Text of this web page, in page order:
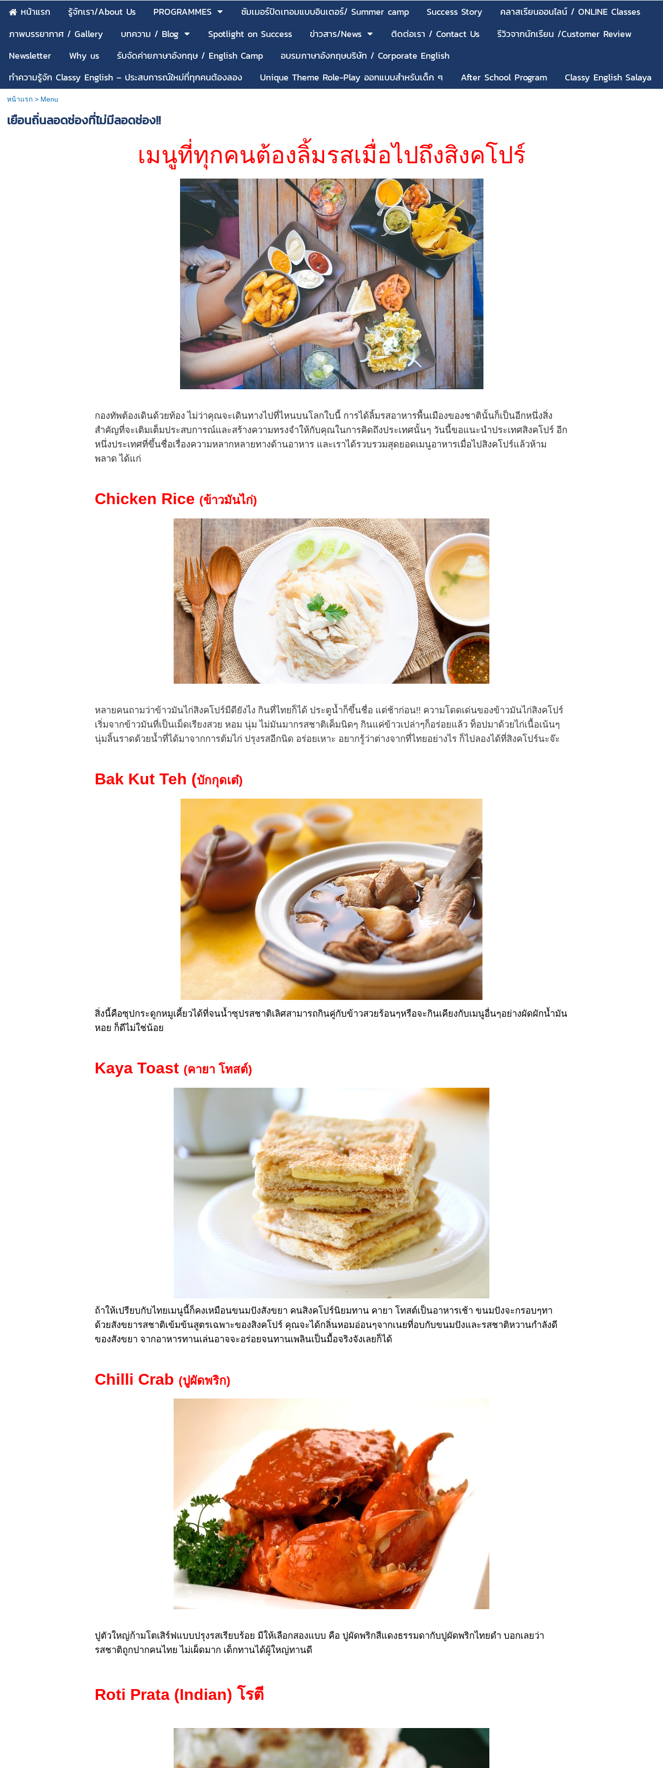
หน้าแรก รู้จักเรา/About Us PROGRAMMES ซัมเมอร์ปิดเทอมแบบอินเตอร์/ Summer camp Success Story
คลาสเรียนออนไลน์ / ONLINE Classes
ภาพบรรยากาศ / Gallery
บทความ / Blog Spotlight on Success ข่าวสาร/News ติดต่อเรา / Contact Us
รีวิวจากนักเรียน /Customer Review
Newsletter
Why us รับจัดค่ายภาษาอังกฤษ / English Camp
อบรมภาษาอังกฤษบริษัท / Corporate English
ทำความรู้จัก Classy English – ประสบการณ์ใหม่ที่ทุกคนต้องลอง
Unique Theme Role-Play ออกแบบสำหรับเด็ก ๆ After School Program Classy English Salaya
หน้าแรก> Menu
เยือนถิ่นลอดช่องที่ไม่มีลอดช่อง!!
เมนูที่ทุกคนต้องลิ้มรสเมื่อไปถึงสิงคโปร์
กองทัพต้องเดินด้วยท้อง ไม่ว่าคุณจะเดินทางไปที่ไหนบนโลกใบนี้ การได้ลิ้มรสอาหารพื้นเมืองของชาตินั้นก็เป็นอีกหนึ่งสิ่ง
สำคัญที่จะเติมเต็มประสบการณ์และสร้างความทรงจำให้กับคุณในการคิดถึงประเทศนั้นๆ วันนี้ขอแนะนำประเทศสิงคโปร์ อีก
หนึ่งประเทศที่ขึ้นชื่อเรื่องความหลากหลายทางด้านอาหาร และเราได้รวบรวมสุดยอดเมนูอาหารเมื่อไปสิงคโปร์แล้วห้าม
พลาด ได้แก่
Chicken Rice (ข้าวมันไก่)
หลายคนถามว่าข้าวมันไก่สิงคโปร์มีดียังไง กินที่ไทยก็ได้ ประตูน้ำก็ขึ้นชื่อ แต่ช้าก่อน!! ความโดดเด่นของข้าวมันไก่สิงคโปร์
เริ่มจากข้าวมันที่เป็นเม็ดเรียงสวย หอม นุ่ม ไม่มันมากรสชาติเค็มนิดๆ กินแค่ข้าวเปล่าๆก็อร่อยแล้ว ท็อปมาด้วยไก่เนื้อเน้นๆ
นุ่มลิ้นราดด้วยน้ำที่ได้มาจากการต้มไก่ ปรุงรสอีกนิด อร่อยเหาะ อยากรู้ว่าต่างจากที่ไทยอย่างไร ก็ไปลองได้ที่สิงคโปร์นะจ๊ะ
Bak Kut Teh (บักกุดเต๋)
สิ่งนี้คือซุปกระดูกหมูเคี้ยวได้ที่จนน้ำซุปรสชาติเลิศสามารถกินคู่กับข้าวสวยร้อนๆหรือจะกินเคียงกับเมนูอื่นๆอย่างผัดผักน้ำมัน
หอย ก็ดีไม่ใช่น้อย
Kaya Toast (คายา โทสต์)
ถ้าให้เปรียบกับไทยเมนูนี้ก็คงเหมือนขนมปังสังขยา คนสิงคโปร์นิยมทาน คายา โทสต์เป็นอาหารเช้า ขนมปังจะกรอบๆทา
ด้วยสังขยารสชาติเข้มข้นสูตรเฉพาะของสิงคโปร์ คุณจะได้กลิ่นหอมอ่อนๆจากเนยที่อบกับขนมปังและรสชาติหวานกำลังดี
ของสังขยา จากอาหารทานเล่นอาจจะอร่อยจนทานเพลินเป็นมื้อจริงจังเลยก็ได้
Chilli Crab (ปูผัดพริก)
ปูตัวใหญ่ก้ามโตเสิร์ฟแบบปรุงรสเรียบร้อย มีให้เลือกสองแบบ คือ ปูผัดพริกสีแดงธรรมดากับปูผัดพริกไทยดำ บอกเลยว่า
รสชาติถูกปากคนไทย ไม่เผ็ดมาก เด็กทานได้ผู้ใหญ่ทานดี
Roti Prata (Indian) โรตี